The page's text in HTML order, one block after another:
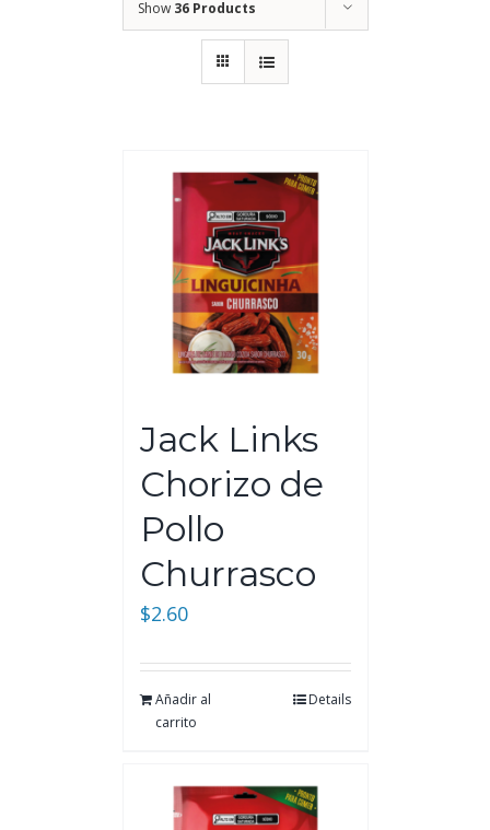
Show 36 Products
Jack Links
Chorizo de
Pollo
Churrasco
$2.60
Añadir al
carrito
Details